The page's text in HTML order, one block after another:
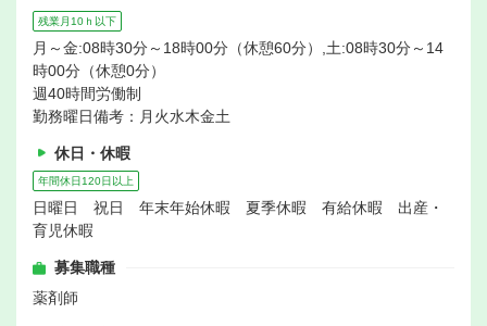
残業月10ｈ以下
月～金:08時30分～18時00分（休憩60分）,土:08時30分～14
時00分（休憩0分）
週40時間労働制
勤務曜日備考：月火水木金土
休日・休暇
年間休日120日以上
日曜日 祝日 年末年始休暇 夏季休暇 有給休暇 出産・
育児休暇
募集職種
薬剤師